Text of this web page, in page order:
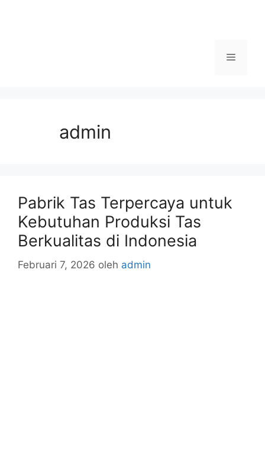
Menu
admin
Pabrik Tas Terpercaya untuk
Kebutuhan Produksi Tas
Berkualitas di Indonesia
Februari 7, 2026 oleh admin